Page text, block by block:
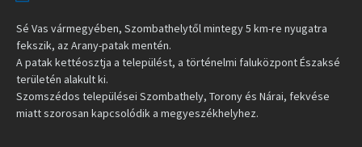
Sé Vas vármegyében, Szombathelytől mintegy 5 km-re nyugatra
fekszik, az Arany-patak mentén.
A patak kettéosztja a települést, a történelmi faluközpont Északsé
területén alakult ki.
Szomszédos települései Szombathely, Torony és Nárai, fekvése
miatt szorosan kapcsolódik a megyeszékhelyhez.